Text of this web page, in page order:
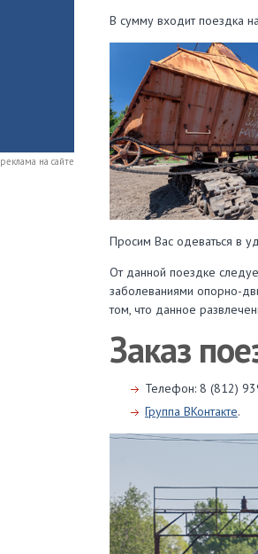
реклама на сайте
В сумму входит поездка
Просим Вас одеваться в
От данной поездке
заболеваниями опорно-
том, что данное
Заказ
Телефон: 8 (812)
Группа ВКонтакте.